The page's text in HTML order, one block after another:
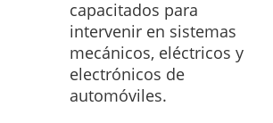
capacitados para
intervenir en sistemas
mecánicos, eléctricos y
electrónicos de
automóviles.